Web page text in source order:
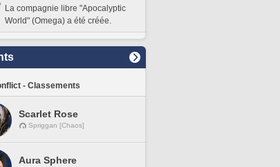
La compagnie libre "Apocalyptic
World" (Omega) a été créée.
- Classements
Scarlet Rose
Spriggan [Chaos]
Aura Sphere